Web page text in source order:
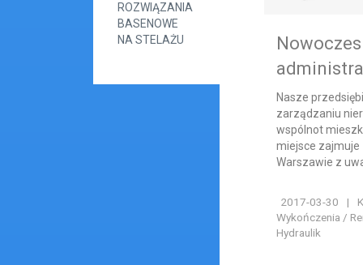
ROZWIĄZANIA
BASENOWE
NA STELAŻU
Nasze
zarządzaniu
wspólnot
miejsce
Warszawie z
2017-03-30 |
Wykończenia /
Hydraulik